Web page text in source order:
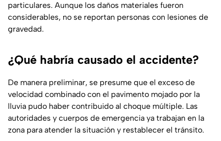
particulares. Aunque los daños materiales fueron
considerables, no se reportan personas con lesiones de
gravedad.
¿Qué habría causado el accidente?
De manera preliminar, se presume que el exceso de
velocidad combinado con el pavimento mojado por la
lluvia pudo haber contribuido al choque múltiple. Las
autoridades y cuerpos de emergencia ya trabajan en la
zona para atender la situación y restablecer el tránsito.